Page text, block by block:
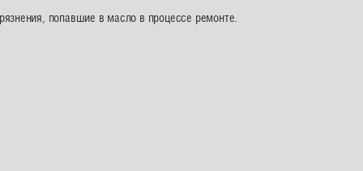
попавшие в масло в процессе ремонте.